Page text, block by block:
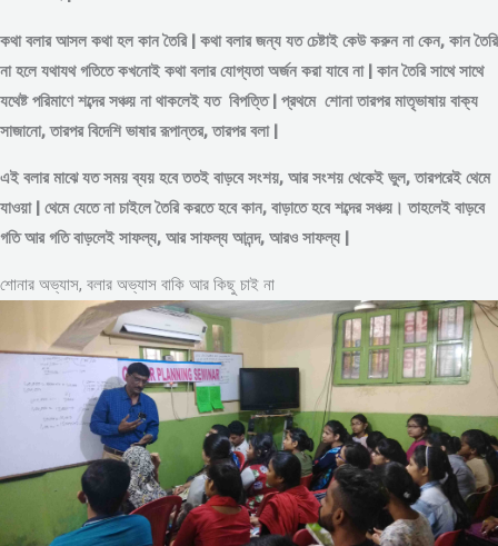
কথা বলার আসল কথা হল কান তৈরি | কথা বলার জন্য যত চেষ্টাই কেউ করুন না কেন, কান তৈরি
না হলে যথাযথ গতিতে কখনোই কথা বলার যোগ্যতা অর্জন করা যাবে না | কান তৈরি সাথে সাথে
যথেষ্ট পরিমাণেশব্দেরসঞ্চয় না থাকলেই যত বিপত্তি | প্রথমে শোনা তারপর মাতৃভাষায় বাক্য
সাজানো, তারপর বিদেশি ভাষার রূপান্তর, তারপর বলা |
এই বলার মাঝে যত সময় ব্যয় হবে ততই বাড়বে সংশয়, আর সংশয় থেকেই ভুল, তারপরেই থেমে
যাওয়া | থেমে যেতে না চাইলে তৈরি করতে হবে কান, বাড়াতে হবে শব্দের সঞ্চয়। তাহলেই বাড়বে
গতি আর গতি বাড়লেই সাফল্য, আর সাফল্য আনন্দ, আরও সাফল্য |
শোনার অভ্যাস, বলার অভ্যাস বাকি আর কিছু চাই না